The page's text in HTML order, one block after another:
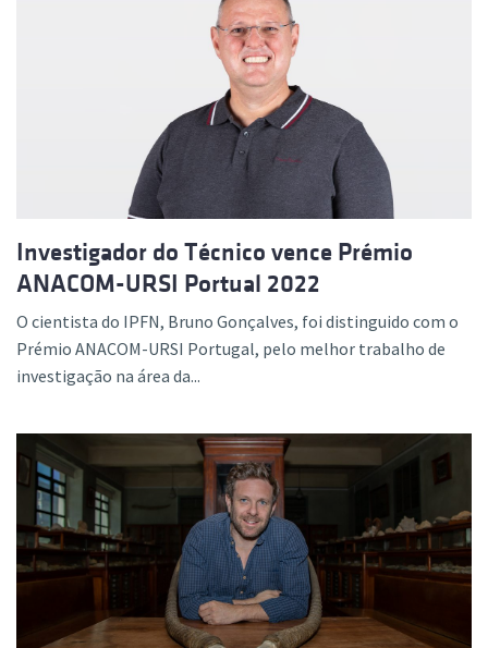
Investigador do Técnico vence Prémio
ANACOM-URSI Portual 2022
O cientista do IPFN, Bruno Gonçalves, foi distinguido com o
Prémio ANACOM-URSI Portugal, pelo melhor trabalho de
investigação na área da...